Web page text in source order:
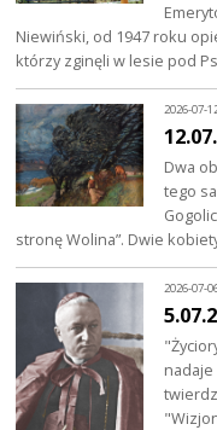
Niewiński, od 1947 roku
którzy zginęli w lesie pod
2026-07-
Dwa
tego
stronę Wolina”. Dwie
2026-07-